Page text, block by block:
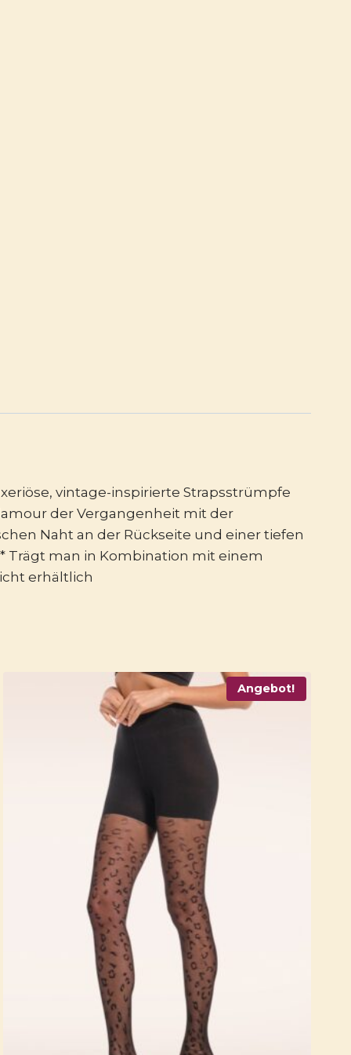
vintage-inspirierte Strapsstrümpfe
der Vergangenheit mit der
Naht an der Rückseite und einer tiefen
* Trägt man in Kombination mit einem
erhältlich
Angebot!